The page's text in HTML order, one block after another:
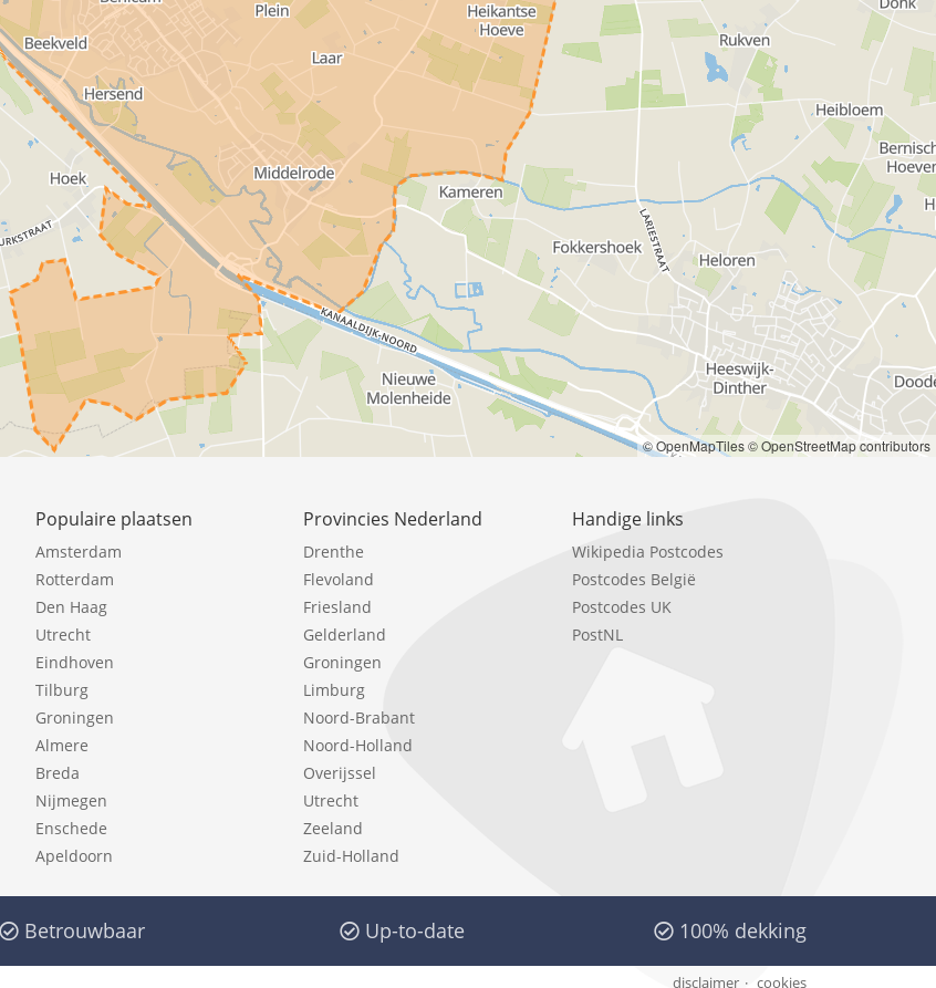
© OpenMapTiles© OpenStreetMap contributors
Populaire plaatsen
Amsterdam
Rotterdam
Den Haag
Utrecht
Eindhoven
Tilburg
Groningen
Almere
Breda
Nijmegen
Enschede
Apeldoorn
Provincies Nederland
Drenthe
Flevoland
Friesland
Gelderland
Groningen
Limburg
Noord-Brabant
Noord-Holland
Overijssel
Utrecht
Zeeland
Zuid-Holland
Handige links
Wikipedia Postcodes
Postcodes België
Postcodes UK
PostNL
Betrouwbaar Up-to-date 100% dekking
disclaimer cookies